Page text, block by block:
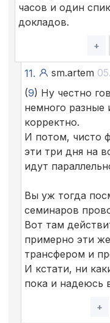
часов и один
докладов.
+
11. sm.artem
(9) Ну честно
немного разные
корректно.
И потом, чисто
эти три дня на
идут
Вы уж тогда
семинаров
Вот там
примерно эти
трансфером и
И кстати, ни
пока и надеюсь
+